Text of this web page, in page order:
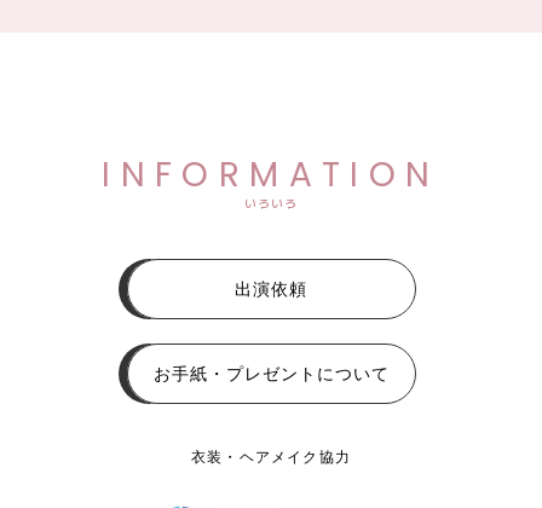
INFORMATION
いろいろ
出演依頼
お手紙・プレゼントについて
衣装・ヘアメイク協力